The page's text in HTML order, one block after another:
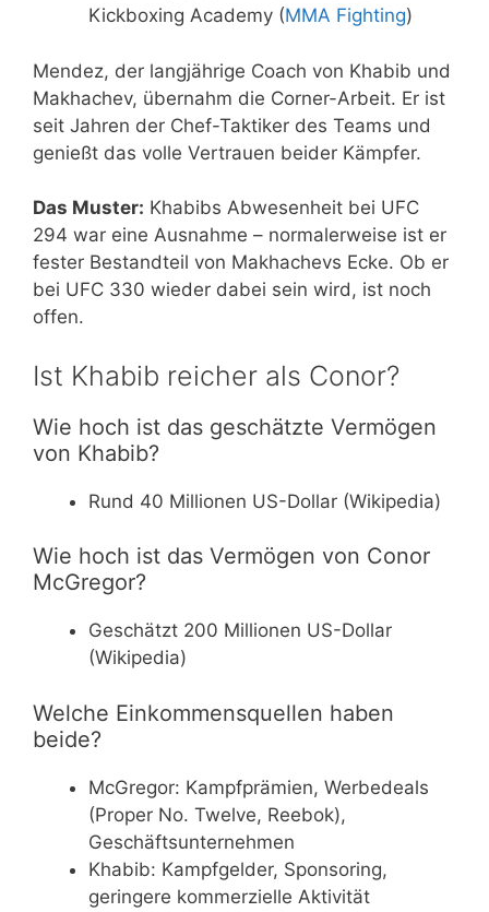
Kickboxing Academy (MMA Fighting)
Mendez, der langjährige Coach von Khabib und
Makhachev, übernahm die Corner-Arbeit. Er ist
seit Jahren der Chef-Taktiker des Teams und
genießt das volle Vertrauen beider Kämpfer.
Das Muster: Khabibs Abwesenheit bei UFC
294 war eine Ausnahme – normalerweise ist er
fester Bestandteil von Makhachevs Ecke. Ob er
bei UFC 330 wieder dabei sein wird, ist noch
offen.
Ist Khabib reicher als Conor?
Wie hoch ist das geschätzte Vermögen
von Khabib?
Rund 40 Millionen US-Dollar (Wikipedia)
Wie hoch ist das Vermögen von Conor
McGregor?
Geschätzt 200 Millionen US-Dollar
(Wikipedia)
Welche Einkommensquellen haben
beide?
McGregor: Kampfprämien, Werbedeals
(Proper No. Twelve, Reebok),
Geschäftsunternehmen
Khabib: Kampfgelder, Sponsoring,
geringere kommerzielle Aktivität